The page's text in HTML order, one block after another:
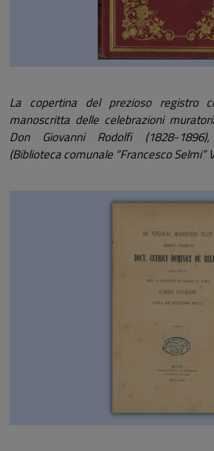
La copertina del prezioso registro
manoscritta delle celebrazioni
Don Giovanni Rodolfi (1828-
(Biblioteca comunale “Francesco Selmi”